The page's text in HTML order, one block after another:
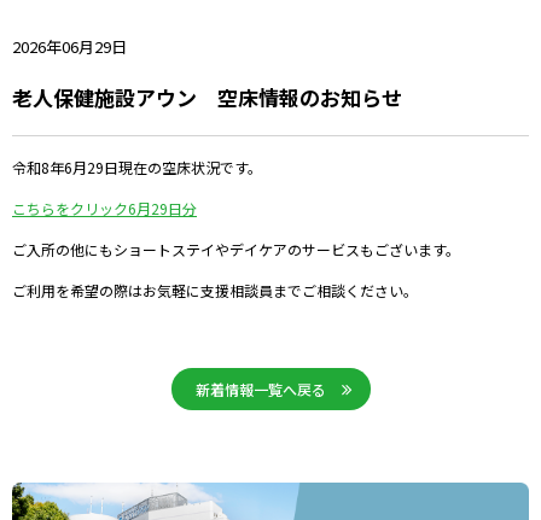
2026年06月29日
老人保健施設アウン 空床情報のお知らせ
令和8年6月29日現在の空床状況です。
こちらをクリック6月29日分
ご入所の他にもショートステイやデイケアのサービスもございます。
ご利用を希望の際はお気軽に支援相談員までご相談ください。
新着情報一覧へ戻る